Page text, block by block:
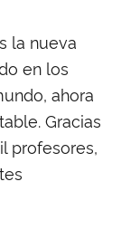
la nueva
en los
ahora
Gracias
profesores,